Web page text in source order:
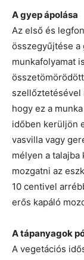
A gyep ápolása
Az első és
összegyűjtése a
munkafolyamat
szellőztetésével
hogy ez a
időben kerüljön
vasvilla vagy
mélyen a
mozgatni az
10 centivel
erős kapáló
A tápanyagok
A vegetációs